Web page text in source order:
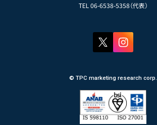
TEL 06-6538-5358（代表）
© TPC marketing research corp.